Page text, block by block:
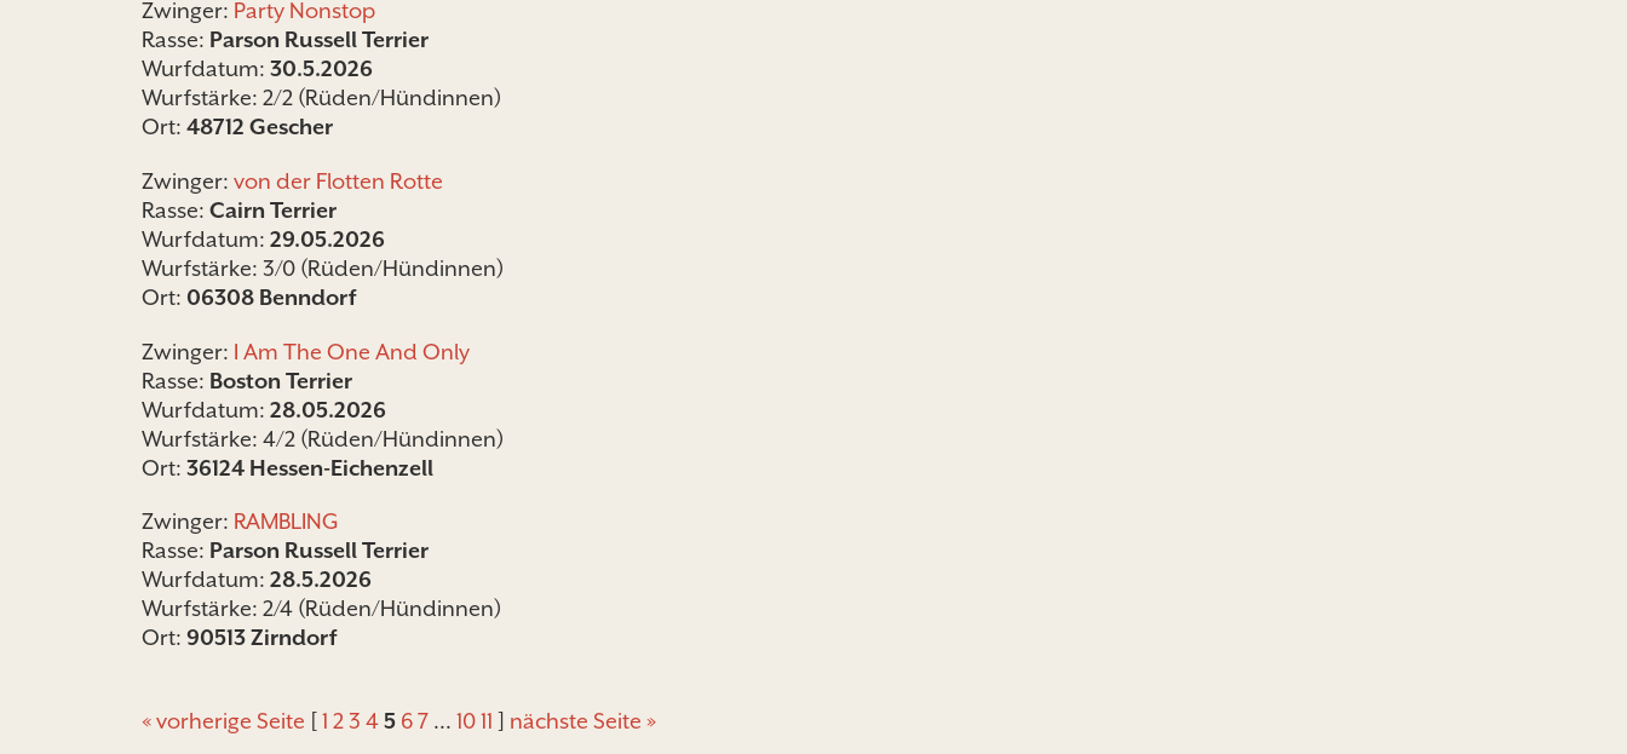
Zwinger: Party Nonstop
Rasse: Parson Russell Terrier
Wurfdatum: 30.5.2026
Wurfstärke: 2/2 (Rüden/Hündinnen)
Ort: 48712 Gescher
Zwinger: von der Flotten Rotte
Rasse: Cairn Terrier
Wurfdatum: 29.05.2026
Wurfstärke: 3/0 (Rüden/Hündinnen)
Ort: 06308 Benndorf
Zwinger: I Am The One And Only
Rasse: Boston Terrier
Wurfdatum: 28.05.2026
Wurfstärke: 4/2 (Rüden/Hündinnen)
Ort: 36124 Hessen-Eichenzell
Zwinger: RAMBLING
Rasse: Parson Russell Terrier
Wurfdatum: 28.5.2026
Wurfstärke: 2/4 (Rüden/Hündinnen)
Ort: 90513 Zirndorf
« vorherige Seite [1 2 3 45 67 ... 1011 ] nächste Seite »